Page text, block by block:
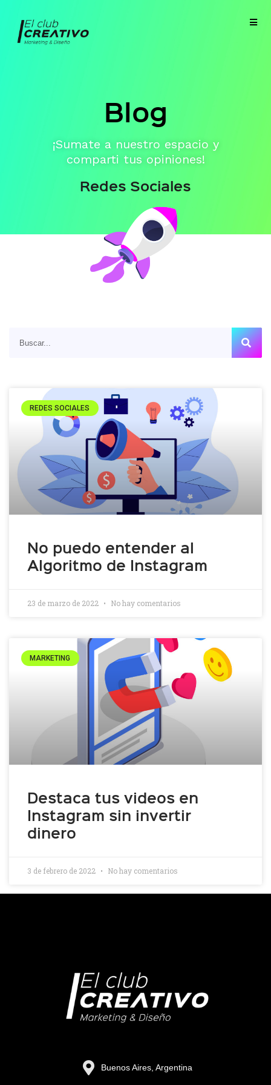
Blog
¡Sumate a nuestro espacio y
comparti tus opiniones!
Redes Sociales
REDES SOCIALES
No puedo entender al
Algoritmo de Instagram
23 de marzo de 2022 No hay comentarios
MARKETING
Destaca tus videos en
Instagram sin invertir
dinero
3 de febrero de 2022 No hay comentarios
Buenos Aires, Argentina